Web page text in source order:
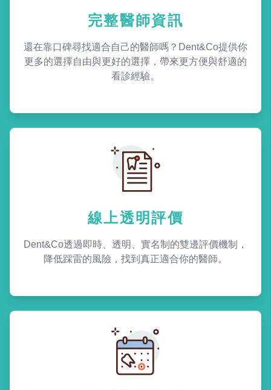
完整醫師資訊
還在靠口碑尋找適合自己的醫師嗎？Dent&Co提供你
更多的選擇自由與更好的選擇，帶來更方便與舒適的
看診經驗。
線上透明評價
Dent&Co透過即時、透明、實名制的雙邊評價機制，
降低踩雷的風險，找到真正適合你的醫師。